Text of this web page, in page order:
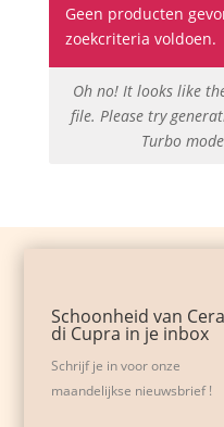
Geen producten
zoekcriteria voldoen.
Oh no! It looks like
file. Please try
Turbo
Schoonheid van Cera
di Cupra in je inbox
Schrijf je in voor onze
maandelijkse nieuwsbrief !